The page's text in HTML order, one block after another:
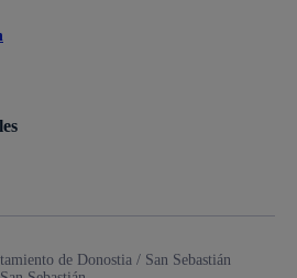
de Donostia / San Sebastián